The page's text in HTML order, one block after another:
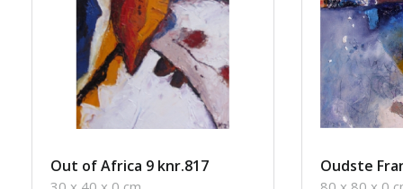
Out of Africa 9 knr.817 Oudste